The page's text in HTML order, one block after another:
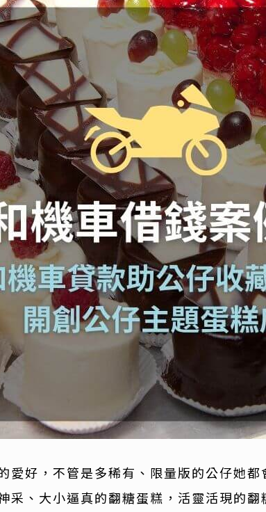
愛好，不管是多稀有、限量版的公仔她
采、大小逼真的翻糖蛋糕，活靈活現的